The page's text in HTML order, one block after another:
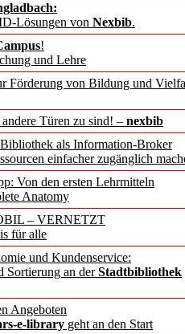
Lösungen von Nexbib.
!
und Lehre
Förderung von Bildung und
Türen zu sind! – nexbib
als Information-Broker
einfacher zugänglich
Von den ersten Lehrmitteln
Anatomy
– VERNETZT
für alle
und Kundenservice:
Sortierung an derStadtbibliothek
Angeboten
e-library geht an den Start
für
in
Institut neu
und